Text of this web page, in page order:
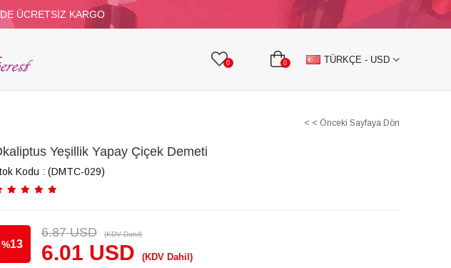
ÜCRETSİZ KARGO
0 0 TÜRKÇE - USD
TÜY BONCUKLAR TAŞLI TEKSTİL AKSESUARLARI
< < Önceki Sayfaya Dön
Yeşillik Yapay Çiçek Demeti
Kodu (DMTC-029)
%13
6.87 USD (KDV Dahil)
6.01 USD (KDV Dahil)